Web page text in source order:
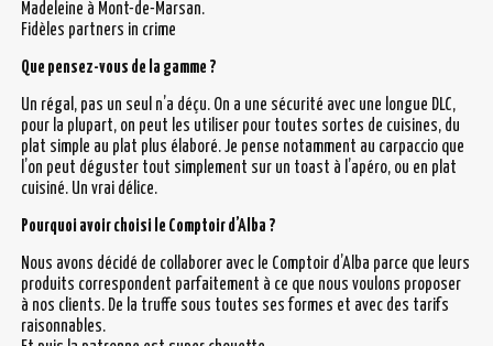
Madeleine à Mont-de-Marsan.
Fidèles partners in crime
Que pensez-vous de la gamme ?
Un régal, pas un seul n’a déçu. On a une sécurité avec une longue DLC,
pour la plupart, on peut les utiliser pour toutes sortes de cuisines, du
plat simple au plat plus élaboré. Je pense notamment au carpaccio que
l’on peut déguster tout simplement sur un toast à l’apéro, ou en plat
cuisiné. Un vrai délice.
Pourquoi avoir choisi le Comptoir d’Alba ?
Nous avons décidé de collaborer avec le Comptoir d’Alba parce que leurs
produits correspondent parfaitement à ce que nous voulons proposer
à nos clients. De la truffe sous toutes ses formes et avec des tarifs
raisonnables.